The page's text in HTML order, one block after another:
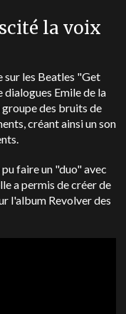
la voix
sur les Beatles "Get
Emile de la
des bruits de
créant ainsi un son
faire un "duo" avec
a permis de créer de
l'album Revolver des